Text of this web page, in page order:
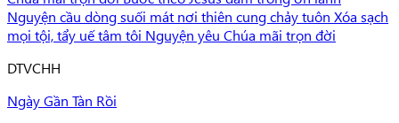
Nguyện cầu dòng suối mát nơi thiên cung chảy tuôn Xóa sạch
mọi tội, tẩy uế tâm tôi Nguyện yêu Chúa mãi trọn đời
DTVCHH
Ngày Gần Tàn Rồi